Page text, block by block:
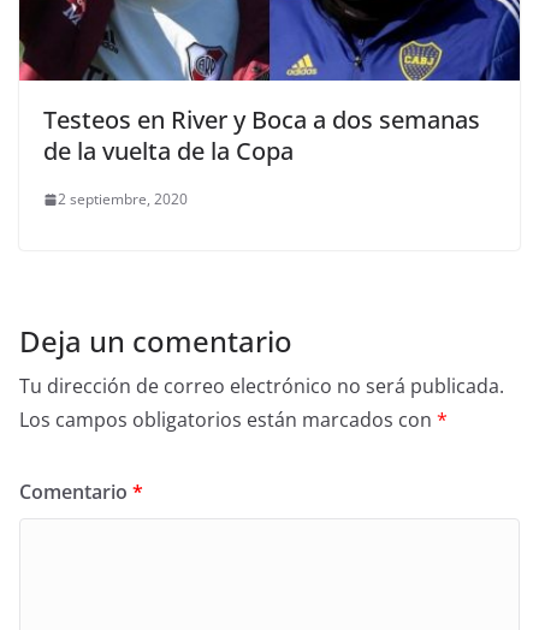
Testeos en River y Boca a dos semanas
de la vuelta de la Copa
2 septiembre, 2020
Deja un comentario
Tu dirección de correo electrónico no será publicada.
Los campos obligatorios están marcados con *
Comentario *